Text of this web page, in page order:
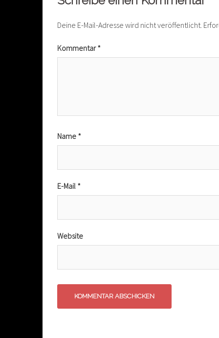
Deine E-Mail-Adresse wird nicht veröffentlicht.
Kommentar*
Name *
E-Mail *
Website